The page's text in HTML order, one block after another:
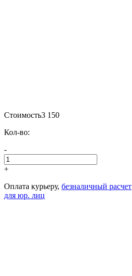
Стоимость3 150
Кол-во:
-
+
Оплата курьеру, безналичный расчет
для юр. лиц